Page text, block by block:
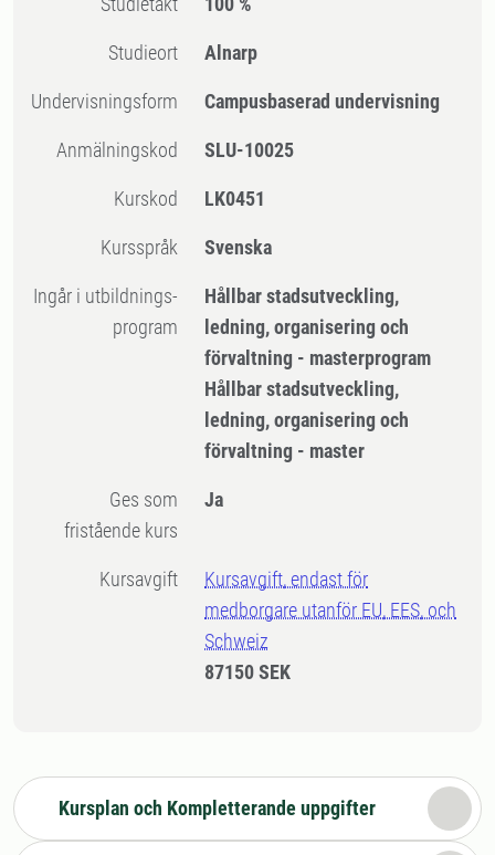
Studieort Alnarp
Undervisningsform Campusbaserad undervisning
Anmälningskod SLU-10025
Kurskod LK0451
Kursspråk Svenska
Ingår i utbildnings-
program
Hållbar stadsutveckling,
ledning, organisering och
förvaltning - masterprogram
Hållbar stadsutveckling,
ledning, organisering och
förvaltning - master
Ges som
fristående kurs
Ja
Kursavgift
Kursavgift, endast för
medborgare utanför EU, EES, och
Schweiz
87150 SEK
Kursplan och Kompletterande uppgifter